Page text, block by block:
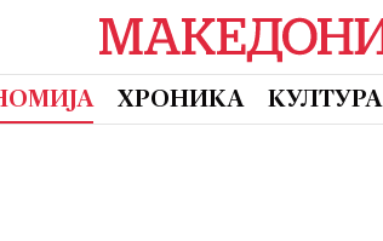
ХРОНИКА КУЛТУРА